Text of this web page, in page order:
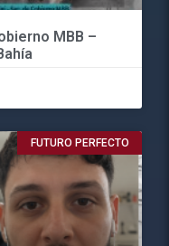
MBB –
FUTURO PERFECTO